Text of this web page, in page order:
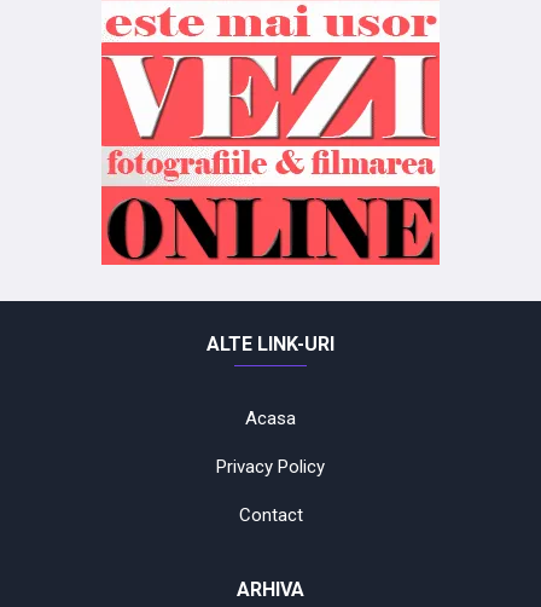
ALTE LINK-URI
Acasa
Privacy Policy
Contact
ARHIVA